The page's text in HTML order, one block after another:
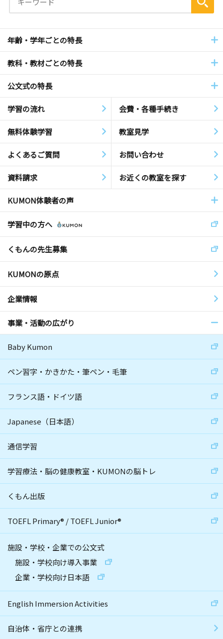
年齢・学年ごとの特長
教科・教材ごとの特長
公文式の特長
学習の流れ 会費・各種手続き
無料体験学習 教室見学
よくあるご質問 お問い合わせ
資料請求 お近くの教室を探す
KUMON体験者の声
学習中の方へ
くもんの先生募集
KUMONの原点
企業情報
事業・活動の広がり
Baby Kumon
ペン習字・かきかた・筆ペン・毛筆
フランス語・ドイツ語
Japanese（日本語）
通信学習
学習療法・脳の健康教室・KUMONの脳トレ
くもん出版
TOEFL Primary® /TOEFL Junior®
施設・学校・企業での公文式
施設・学校向け導入事業
企業・学校向け日本語
English Immersion Activities
自治体・省庁との連携